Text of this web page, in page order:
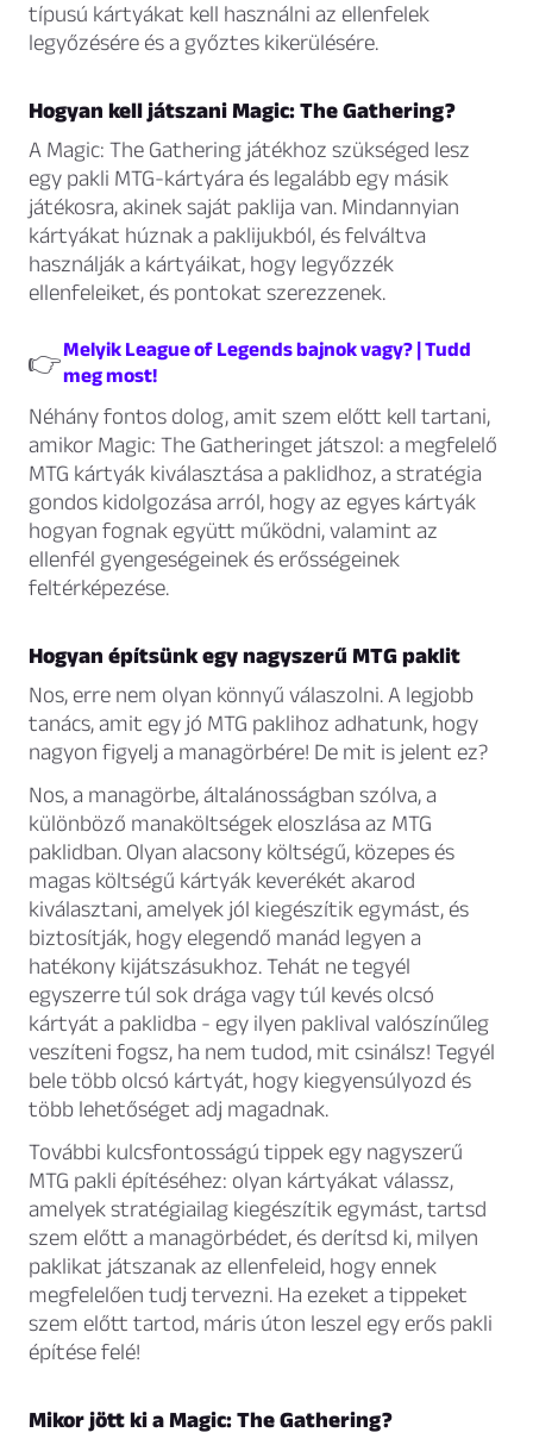
típusú kártyákat kell használni az ellenfelek
legyőzésére és a győztes kikerülésére.
Hogyan kell játszani Magic: The Gathering?
A Magic: The Gathering játékhoz szükséged lesz
egy pakli MTG-kártyára és legalább egy másik
játékosra, akinek saját paklija van. Mindannyian
kártyákat húznak a paklijukból, és felváltva
használják a kártyáikat, hogy legyőzzék
ellenfeleiket, és pontokat szerezzenek.
👉 Melyik League of Legends bajnok vagy? | Tudd
meg most!
Néhány fontos dolog, amit szem előtt kell tartani,
amikor Magic: The Gatheringet játszol: a megfelelő
MTG kártyák kiválasztása a paklidhoz, a stratégia
gondos kidolgozása arról, hogy az egyes kártyák
hogyan fognak együtt működni, valamint az
ellenfél gyengeségeinek és erősségeinek
feltérképezése.
Hogyan építsünk egy nagyszerű MTG paklit
Nos, erre nem olyan könnyű válaszolni. A legjobb
tanács, amit egy jó MTG paklihoz adhatunk, hogy
nagyon figyelj a managörbére! De mit is jelent ez?
Nos, a managörbe, általánosságban szólva, a
különböző manaköltségek eloszlása az MTG
paklidban. Olyan alacsony költségű, közepes és
magas költségű kártyák keverékét akarod
kiválasztani, amelyek jól kiegészítik egymást, és
biztosítják, hogy elegendő manád legyen a
hatékony kijátszásukhoz. Tehát ne tegyél
egyszerre túl sok drága vagy túl kevés olcsó
kártyát a paklidba - egy ilyen paklival valószínűleg
veszíteni fogsz, ha nem tudod, mit csinálsz! Tegyél
bele több olcsó kártyát, hogy kiegyensúlyozd és
több lehetőséget adj magadnak.
További kulcsfontosságú tippek egy nagyszerű
MTG pakli építéséhez: olyan kártyákat válassz,
amelyek stratégiailag kiegészítik egymást, tartsd
szem előtt a managörbédet, és derítsd ki, milyen
paklikat játszanak az ellenfeleid, hogy ennek
megfelelően tudj tervezni. Ha ezeket a tippeket
szem előtt tartod, máris úton leszel egy erős pakli
építése felé!
Mikor jött ki a Magic: The Gathering?